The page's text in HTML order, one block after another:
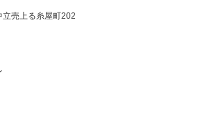
売上る糸屋町202